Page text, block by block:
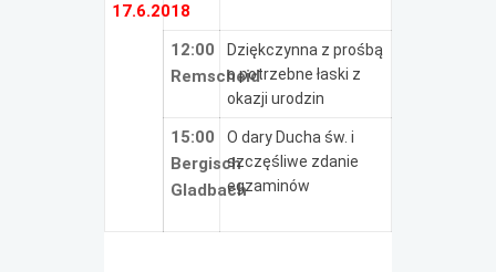
17.6.2018
12:00
Remscheid
Dziękczynna z prośbą
o potrzebne łaski z
okazji urodzin
15:00
Bergisch
Gladbach
O dary Ducha św. i
szczęśliwe zdanie
egzaminów